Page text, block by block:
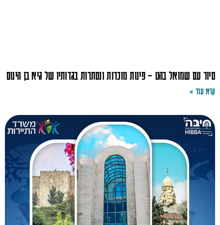
סיור עם שמואל בהט – פינות מוכרות ונסתרות בגדותיו של גיא בן הינום
קרא עוד »